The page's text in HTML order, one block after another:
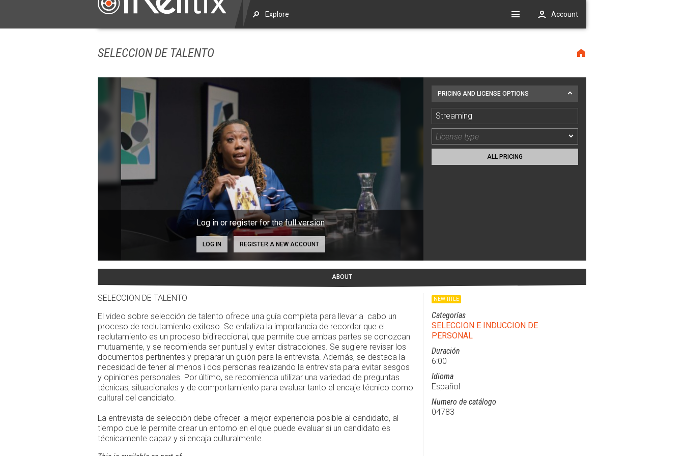
SELECCION DE TALENTO
Log in or register for the full version
LOG IN REGISTER A NEW ACCOUNT
PRICING AND LICENSE OPTIONS
Streaming
ALL PRICING
ABOUT
SELECCION DE TALENTO
El video sobre selección de talento ofrece una guía completa para llevar a cabo un
proceso de reclutamiento exitoso. Se enfatiza la importancia de recordar que el
reclutamiento es un proceso bidireccional, que permite que ambas partes se conozcan
mutuamente, y se recomienda ser puntual y evitar distracciones. Se sugiere revisar los
documentos pertinentes y preparar un guión para la entrevista. Además, se destaca la
necesidad de tener al menos ì dos personas realizando la entrevista para evitar sesgos
y opiniones personales. Por último, se recomienda utilizar una variedad de preguntas
técnicas, situacionales y de comportamiento para evaluar tanto el encaje técnico como
cultural del candidato.
La entrevista de selección debe ofrecer la mejor experiencia posible al candidato, al
tiempo que le permite crear un entorno en el que puede evaluar si un candidato es
técnicamente capaz y si encaja culturalmente.
NEW TITLE
Categorías
SELECCION E INDUCCION DE
PERSONAL
Duración
6:00
Idioma
Español
Numero de catálogo
04783
Explore Account